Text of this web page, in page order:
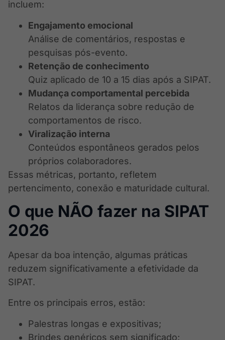
incluem:
Engajamento emocional
Análise de comentários, respostas e
pesquisas pós-evento.
Retenção de conhecimento
Quiz aplicado de 10 a 15 dias após a SIPAT.
Mudança comportamental percebida
Relatos da liderança sobre redução de
comportamentos de risco.
Viralização interna
Conteúdos espontâneos gerados pelos
próprios colaboradores.
Essas métricas, portanto, refletem
pertencimento, conexão e maturidade cultural.
O que NÃO fazer na SIPAT
2026
Apesar da boa intenção, algumas práticas
reduzem significativamente a efetividade da
SIPAT.
Entre os principais erros, estão:
Palestras longas e expositivas;
Brindes genéricos sem significado;